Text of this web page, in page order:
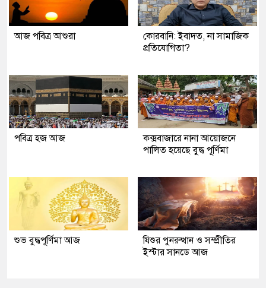
আজ পবিত্র আশুরা
কোরবানি: ইবাদত, না সামাজিক
প্রতিযোগিতা?
পবিত্র হজ আজ
কক্সবাজারে নানা আয়োজনে
পালিত হয়েছে বুদ্ধ পূর্ণিমা
শুভ বুদ্ধপূর্ণিমা আজ
যিশুর পুনরুত্থান ও সম্প্রীতির
ইস্টার সানডে আজ